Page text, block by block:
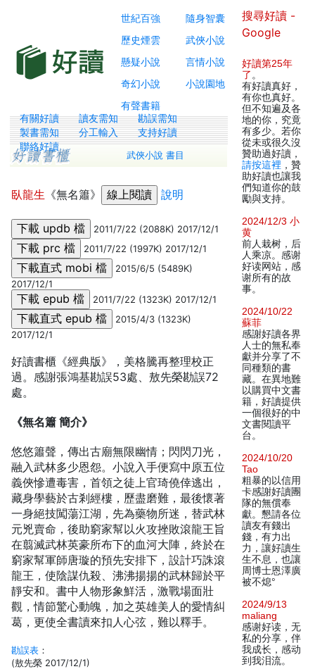
世紀百強
隨身智囊
歷史煙雲
武俠小說
懸疑小說
言情小說
奇幻小說
小說園地
有聲書籍
有關好讀 讀友需知
勘誤需知
製書需知
分工輸入
支持好讀
聯絡好讀
武俠小說 書目
臥龍生 《無名簫》 說明
2011/7/22 (2088K) 2017/12/1
2011/7/22 (1997K) 2017/12/1
2015/6/5 (5489K)
2017/12/1
2011/7/22 (1323K) 2017/12/1
2015/4/3 (1323K)
2017/12/1
好讀書櫃《經典版》，美格騰再整理校正
過。感謝張鴻基勘誤53處、敖先榮勘誤72
處。
《無名簫 簡介》
悠悠簫聲，傳出古廟無限幽情；閃閃刀光，
融入武林多少恩怨。小說入手便寫中原五位
義俠慘遭毒害，首領之徒上官琦僥倖逃出，
藏身學藝於古剎經樓，歷盡磨難，最後懷著
一身絕技闖蕩江湖，先為藥物所迷，替武林
元兇賣命，後助窮家幫以火攻挫敗滾龍王旨
在翦滅武林英豪所布下的血河大陣，終於在
窮家幫軍師唐璇的預先安排下，設計巧誅滾
龍王，使陰謀仇殺、沸沸揚揚的武林歸於平
靜安和。書中人物形象鮮活，激戰場面壯
觀，情節驚心動魄，加之英雄美人的愛情糾
葛，更使全書讀來扣人心弦，難以釋手。
勘誤表 ：
(敖先榮 2017/12/1)
搜尋好讀 -
Google
好讀第25年
了 。
有好讀真好，
有你也真好。
但不知遍及各
地的你，究竟
有多少。若你
從未或很久沒
贊助過好讀，
請按這裡 ，贊
助好讀也讓我
們知道你的鼓
勵與支持。
2024/12/3 小
黄
前人栽树，后
人乘凉。感谢
好读网站，感
谢所有的故
事。
2024/10/22
蘇菲
感謝好讀各界
人士的無私奉
獻并分享了不
同種類的書
藏。在異地難
以購買中文書
籍，好讀提供
一個很好的中
文書閱讀平
台。
2024/10/20
Tao
粗暴的以信用
卡感謝好讀團
隊的無償奉
獻。懇請各位
讀友有錢出
錢，有力出
力，讓好讀生
生不息，也讓
周博士恩澤廣
被不熄°
2024/9/13
maliang
感谢好读，无
私的分享，伴
我成长，感动
到我泪流。